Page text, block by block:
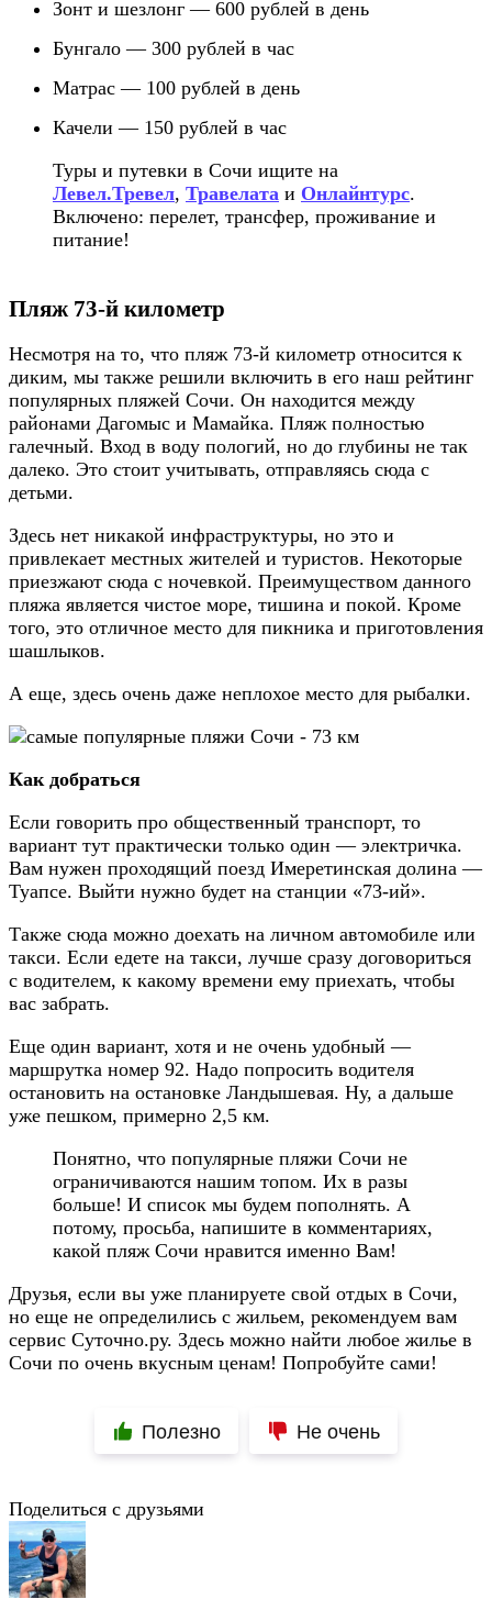
Зонт и шезлонг — 600 рублей в день
Бунгало — 300 рублей в час
Матрас — 100 рублей в день
Качели — 150 рублей в час
Туры и путевки в Сочи ищите на
Левел.Тревел, Травелата и Онлайнтурс.
Включено: перелет, трансфер, проживание и
питание!
Пляж 73-й километр
Несмотря на то, что пляж 73-й километр относится к
диким, мы также решили включить в его наш рейтинг
популярных пляжей Сочи. Он находится между
районами Дагомыс и Мамайка. Пляж полностью
галечный. Вход в воду пологий, но до глубины не так
далеко. Это стоит учитывать, отправляясь сюда с
детьми.
Здесь нет никакой инфраструктуры, но это и
привлекает местных жителей и туристов. Некоторые
приезжают сюда с ночевкой. Преимуществом данного
пляжа является чистое море, тишина и покой. Кроме
того, это отличное место для пикника и приготовления
шашлыков.
А еще, здесь очень даже неплохое место для рыбалки.
Как добраться
Если говорить про общественный транспорт, то
вариант тут практически только один — электричка.
Вам нужен проходящий поезд Имеретинская долина —
Туапсе. Выйти нужно будет на станции «73-ий».
Также сюда можно доехать на личном автомобиле или
такси. Если едете на такси, лучше сразу договориться
с водителем, к какому времени ему приехать, чтобы
вас забрать.
Еще один вариант, хотя и не очень удобный —
маршрутка номер 92. Надо попросить водителя
остановить на остановке Ландышевая. Ну, а дальше
уже пешком, примерно 2,5 км.
Понятно, что популярные пляжи Сочи не
ограничиваются нашим топом. Их в разы
больше! И список мы будем пополнять. А
потому, просьба, напишите в комментариях,
какой пляж Сочи нравится именно Вам!
Друзья, если вы уже планируете свой отдых в Сочи,
но еще не определились с жильем, рекомендуем вам
сервис Суточно.ру. Здесь можно найти любое жилье в
Сочи по очень вкусным ценам! Попробуйте сами!
Полезно Не очень
Поделиться с друзьями